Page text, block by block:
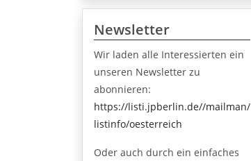
Newsletter
Wir laden alle Interessierten ein
unseren Newsletter zu
abonnieren:
https://listi.jpberlin.de//mailman/
listinfo/oesterreich
Oder auch durch ein einfaches